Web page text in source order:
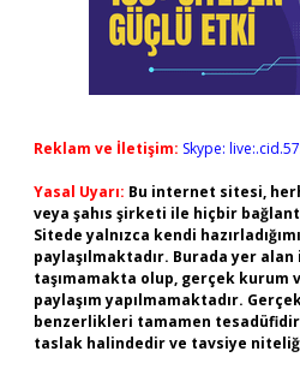
Reklam ve İletişim: Skype:
Yasal Uyarı: Bu internet sitesi,
veya şahıs şirketi ile hiçbir
Sitede yalnızca kendi
paylaşılmaktadır. Burada yer
taşımamakta olup, gerçek kurum
paylaşım yapılmamaktadır.
benzerlikleri tamamen
taslak halindedir ve tavsiye